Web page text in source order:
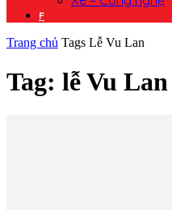
F
Trang chủ Tags Lễ Vu Lan
Tag: lễ Vu Lan